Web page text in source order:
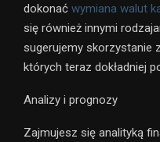
dokonać wymiana walut
się również innymi
sugerujemy skorzystanie
których teraz dokładniej
Analizy i prognozy
Zajmujesz się analityką